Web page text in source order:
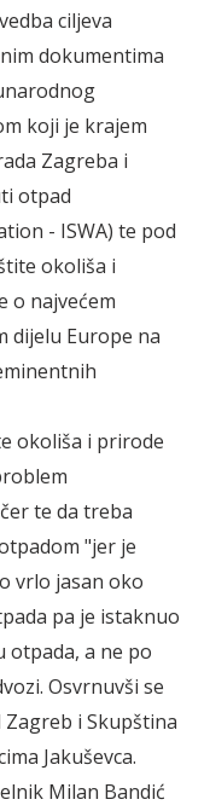
ciljeva
dokumentima
koji je krajem
Zagreba i
otpad
- ISWA) te pod
okoliša i
o najvećem
dijelu Europe na
okoliša i prirode
te da treba
"jer je
vrlo jasan oko
pa je istaknuo
otpada, a ne po
Osvrnuvši se
Zagreb i Skupština
Jakuševca.
Milan Bandić